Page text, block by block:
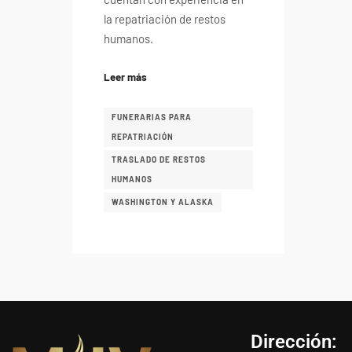
la repatriación de restos
humanos.
Leer más
FUNERARIAS PARA
REPATRIACIÓN
TRASLADO DE RESTOS
HUMANOS
WASHINGTON Y ALASKA
Dirección: